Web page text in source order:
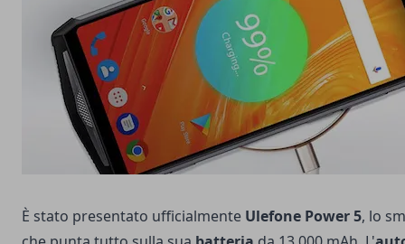
È stato presentato ufficialmente Ulefone Power 5, lo